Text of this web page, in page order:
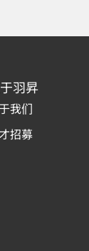
羽昇
我们
招募